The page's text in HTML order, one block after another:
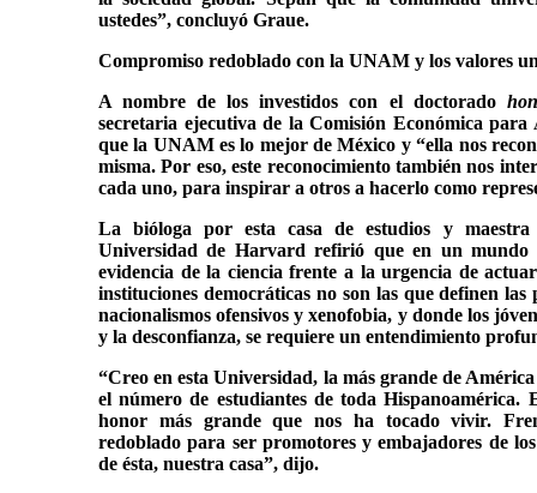
ustedes”, concluyó Graue.
Compromiso redoblado con la UNAM y los valores
A nombre de los investidos con el doctorado
secretaria ejecutiva de la Comisión Económica
que la UNAM es lo mejor de México y “ella nos
misma. Por eso, este reconocimiento también nos
cada uno, para inspirar a otros a hacerlo como
La bióloga por esta casa de estudios y
Universidad de Harvard refirió que en un mundo
evidencia de la ciencia frente a la urgencia de
instituciones democráticas no son las que definen las
nacionalismos ofensivos y xenofobia, y donde los
y la desconfianza, se requiere un entendimiento
“Creo en esta Universidad, la más grande de
el número de estudiantes de toda Hispanoamérica.
honor más grande que nos ha tocado vivir.
redoblado para ser promotores y embajadores de
de ésta, nuestra casa”, dijo.